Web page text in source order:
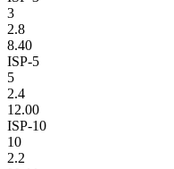
3
2.8
8.40
ISP-5
5
2.4
12.00
ISP-10
10
2.2